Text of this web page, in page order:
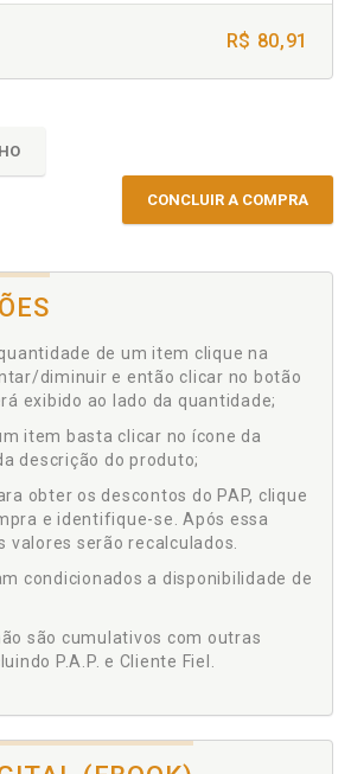
R$ 80,91
CONCLUIR A COMPRA
de um item clique na
diminuir e então clicar no botão
exibido ao lado da quantidade;
item basta clicar no ícone da
descrição do produto;
obter os descontos do PAP, clique
e identifique-se. Após essa
valores serão recalculados.
condicionados a disponibilidade de
são cumulativos com outras
P.A.P. e Cliente Fiel.